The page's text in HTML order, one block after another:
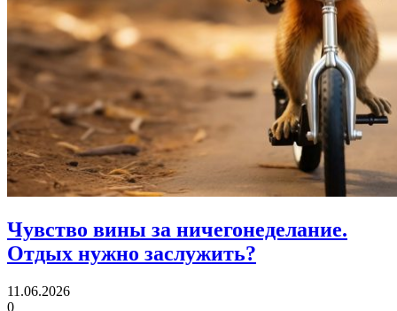
Чувство вины за ничегонеделание.
Отдых нужно заслужить?
11.06.2026
0